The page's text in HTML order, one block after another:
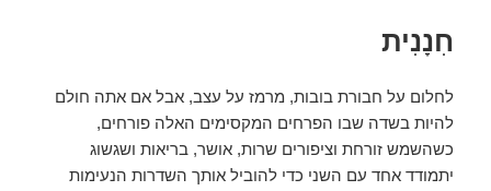
חִנָנִית
לחלום על חבורת בובות, מרמז על עצב, אבל אם אתה חולם
להיות בשדה שבו הפרחים המקסימים האלה פורחים,
כשהשמש זורחת וציפורים שרות, אושר, בריאות ושגשוג
יתמודד אחד עם השני כדי להוביל אותך השדרות הנעימות